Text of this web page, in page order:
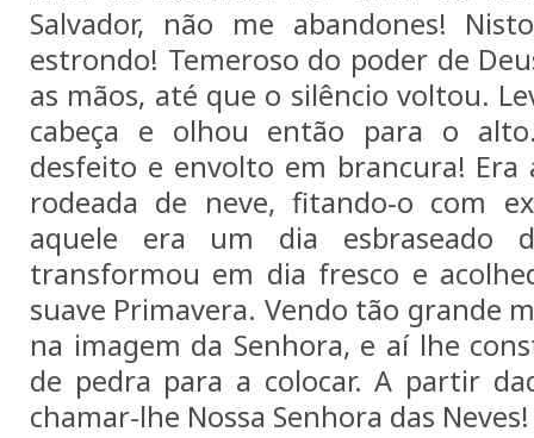
Salvador, não me abandones!
estrondo! Temeroso do poder de
as mãos, até que o silêncio voltou.
cabeça e olhou então para o
desfeito e envolto em brancura! Era
rodeada de neve, fitando-o com
aquele era um dia esbraseado
transformou em dia fresco e
suave Primavera. Vendo tão grande
na imagem da Senhora, e aí lhe
de pedra para a colocar. A partir
chamar-lhe Nossa Senhora das Neves!